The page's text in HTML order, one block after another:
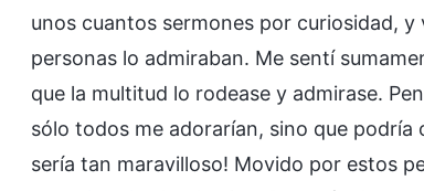
unos cuantos sermones por curiosidad,
personas lo admiraban. Me sentí
que la multitud lo rodease y admirase.
sólo todos me adorarían, sino que podría
sería tan maravilloso! Movido por estos